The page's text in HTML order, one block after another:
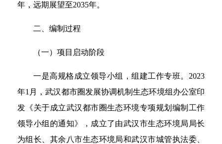
年，远期展望至2035年。
二、编制过程
（一）项目启动阶段
一是高规格成立领导小组，组建工作专班。2023
年1月，武汉都市圈发展协调机制生态环境组办公室印
发《关于成立武汉都市圈生态环境专项规划编制工作
领导小组的通知》，成立了由武汉市生态环境局局长
为组长、其余八市生态环境局和武汉市城管执法委、